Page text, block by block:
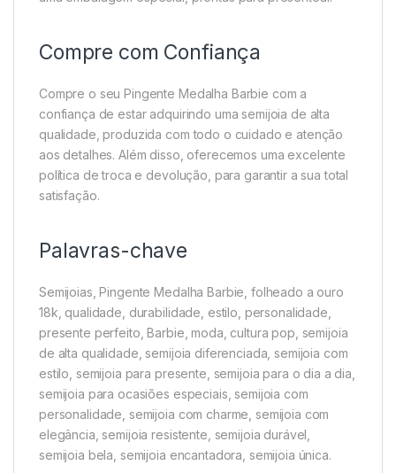
Compre com Confiança
Compre o seu Pingente Medalha Barbie com a
confiança de estar adquirindo uma semijoia de alta
qualidade, produzida com todo o cuidado e atenção
aos detalhes. Além disso, oferecemos uma excelente
política de troca e devolução, para garantir a sua total
satisfação.
Palavras-chave
Semijoias, Pingente Medalha Barbie, folheado a ouro
18k, qualidade, durabilidade, estilo, personalidade,
presente perfeito, Barbie, moda, cultura pop, semijoia
de alta qualidade, semijoia diferenciada, semijoia com
estilo, semijoia para presente, semijoia para o dia a dia,
semijoia para ocasiões especiais, semijoia com
personalidade, semijoia com charme, semijoia com
elegância, semijoia resistente, semijoia durável,
semijoia bela, semijoia encantadora, semijoia única.